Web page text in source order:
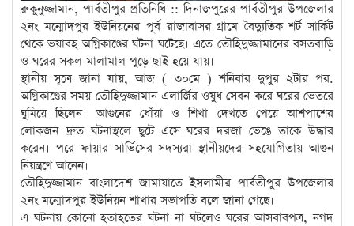
রুকুনুজ্জামান, পার্বতীপুর প্রতিনিধি :: দিনাজপুরের পার্বতীপুর উপজেলার
২নং মন্মোদপুর ইউনিয়নের পূর্ব রাজাবাসর গ্রামে বৈদ্যুতিক শর্ট সার্কিট
থেকে ভয়াবহ অগ্নিকাণ্ডের ঘটনা ঘটেছে। এতে তৌহিদুজ্জামানের বসতবাড়ি
ও ঘরের সকল মালামাল পুড়ে ছাই হয়ে যায়।
স্থানীয় সূত্রে জানা যায়, আজ ( ৩০মে ) শনিবার দুপুর ২টার পর.
অগ্নিকাণ্ডের সময় তৌহিদুজ্জামান এলার্জির ওষুধ সেবন করে ঘরের ভেতরে
ঘুমিয়ে ছিলেন। আগুনের ধোঁয়া ও শিখা দেখতে পেয়ে আশপাশের
লোকজন দ্রুত ঘটনাস্থলে ছুটে এসে ঘরের দরজা ভেঙে তাকে উদ্ধার
করেন। পরে ফায়ার সার্ভিসের সদস্যরা স্থানীয়দের সহযোগিতায় আগুন
নিয়ন্ত্রণে আনেন।
তৌহিদুজ্জামান বাংলাদেশ জামায়াতে ইসলামীর পার্বতীপুর উপজেলার
২নং মন্মোদপুর ইউনিয়ন শাখার সভাপতি বলে জানা গেছে।
এ ঘটনায় কোনো হতাহতের ঘটনা না ঘটলেও ঘরের আসবাবপত্র, নগদ